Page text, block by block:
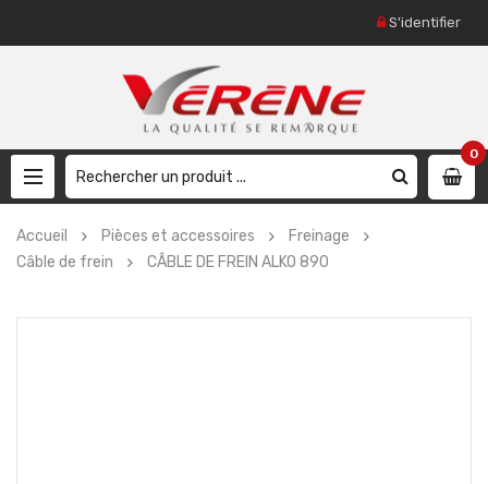
S'identifier
0
Accueil Pièces et accessoires
Freinage
Câble de frein
CÂBLE DE FREIN ALKO 890